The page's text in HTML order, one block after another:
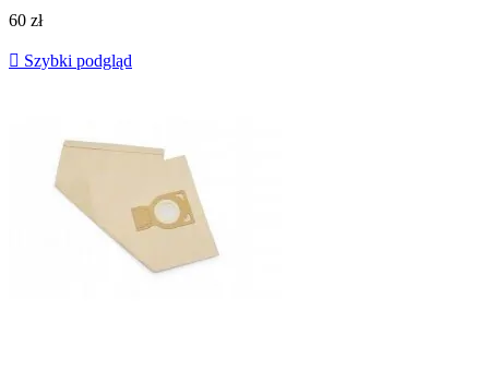
60 zł
 Szybki podgląd